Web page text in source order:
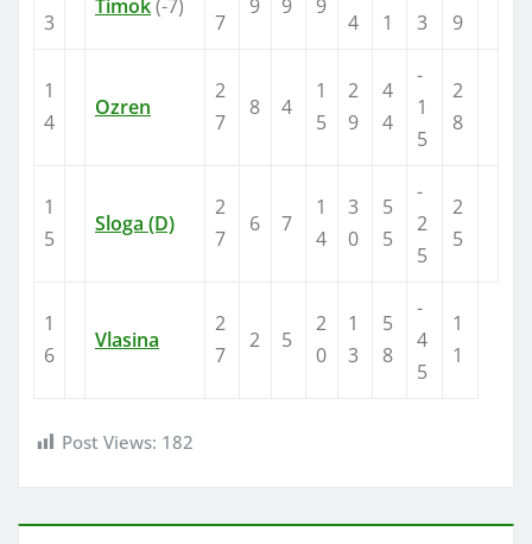
3
Timok(-7)
7
9 9 9
4
1
3
9
1
4
Ozren
2
7
8 4
1
5
2
9
4
4
-
1
5
2
8
1
5
Sloga (D)
2
7
6 7
1
4
3
0
5
5
-
2
5
2
5
1
6
Vlasina
2
7
2 5
2
0
1
3
5
8
-
4
5
1
1
Post Views: 182